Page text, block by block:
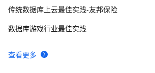
查看更多
传统数据库上云最佳实践-友邦保险
数据库游戏行业最佳实践